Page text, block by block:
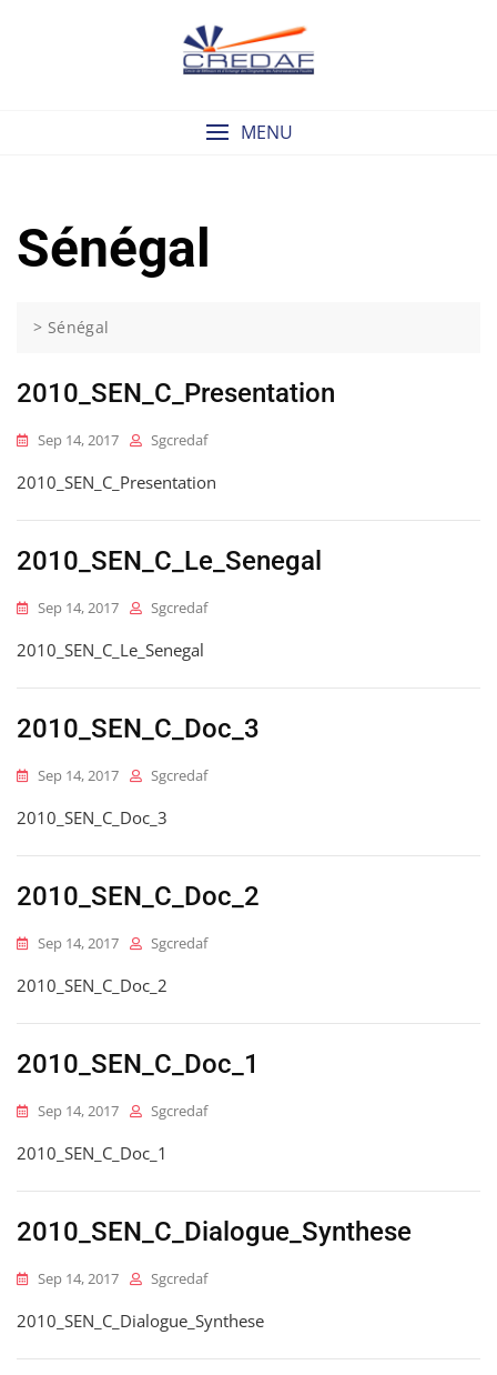
MENU
Sénégal
> Sénégal
2010_SEN_C_Presentation
Sep 14, 2017 Sgcredaf
2010_SEN_C_Presentation
2010_SEN_C_Le_Senegal
Sep 14, 2017 Sgcredaf
2010_SEN_C_Le_Senegal
2010_SEN_C_Doc_3
Sep 14, 2017 Sgcredaf
2010_SEN_C_Doc_3
2010_SEN_C_Doc_2
Sep 14, 2017 Sgcredaf
2010_SEN_C_Doc_2
2010_SEN_C_Doc_1
Sep 14, 2017 Sgcredaf
2010_SEN_C_Doc_1
2010_SEN_C_Dialogue_Synthese
Sep 14, 2017 Sgcredaf
2010_SEN_C_Dialogue_Synthese